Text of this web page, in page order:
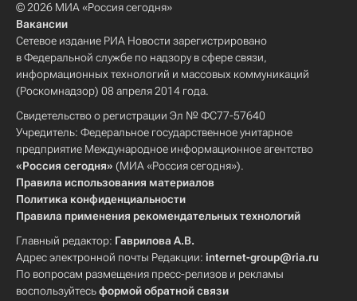
© 2026 МИА «Россия сегодня»
Вакансии
Сетевое издание РИА Новости зарегистрировано
в Федеральной службе по надзору в сфере связи,
информационных технологий и массовых коммуникаций
(Роскомнадзор) 08 апреля 2014 года.
Свидетельство о регистрации Эл № ФС77-57640
Учредитель: Федеральное государственное унитарное
предприятие Международное информационное агентство
«Россия сегодня» (МИА «Россия сегодня»).
Правила использования материалов
Политика конфиденциальности
Правила применения рекомендательных технологий
Главный редактор: Гаврилова А.В.
Адрес электронной почты Редакции: internet-group@ria.ru
По вопросам размещения пресс-релизов и рекламы
воспользуйтесьформой обратной связи